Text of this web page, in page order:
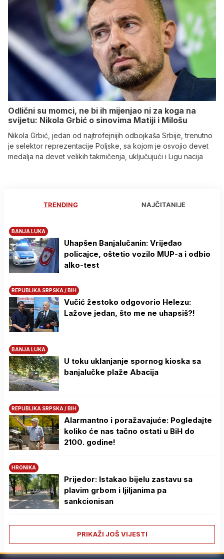
Odlični su momci, ne bi ih mijenjao ni za koga na
svijetu: Nikola Grbić o sinovima Matiji i Milošu
Nikola Grbić, jedan od najtrofejnijih odbojkaša Srbije, trenutno
je selektor reprezentacije Poljske, sa kojom je osvojio devet
medalja na devet velikih takmičenja, uključujući i Ligu nacija
TRENDING NAJČITANIJE
BANJA LUKA
Uhapšen Banjalučanin: Vrijeđao
policajce, oštetio vozilo MUP-a i odbio
alko-test
REPUBLIKA SRPSKA / BIH
Vučić žestoko odgovorio Helezu:
Lažove jedan, što me ne uhapsiš?!
BANJA LUKA
U toku uklanjanje spornog kioska sa
banjalučke plaže Abacija
REPUBLIKA SRPSKA / BIH
Alarmantno i poražavajuće: Pogledajte
koliko će nas tačno ostati u BiH do
2100. godine!
HRONIKA
Prijedor: Istakao bijelu zastavu sa
plavim grbom i ljiljanima pa
sankcionisan
PRIKAŽI JOŠ VIJESTI